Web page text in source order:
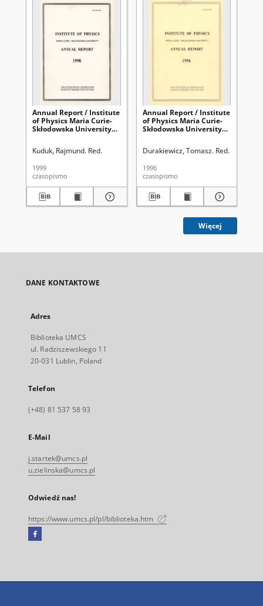
Annual Report / Institute
of Physics Maria Curie-
Skłodowska University
Kuduk, Rajmund. Red.
1999
czasopismo
Annual Report / Institute
of Physics Maria Curie-
Skłodowska University
Durakiewicz, Tomasz. Red.
1996
czasopismo
Więcej
DANE KONTAKTOWE
Adres
Biblioteka UMCS
ul. Radziszewskiego 11
20-031 Lublin, Poland
Telefon
(+48) 81 537 58 93
E-Mail
j.startek@umcs.pl
u.zielinska@umcs.pl
Odwiedź nas!
https://www.umcs.pl/pl/biblioteka.htm
Facebook
się